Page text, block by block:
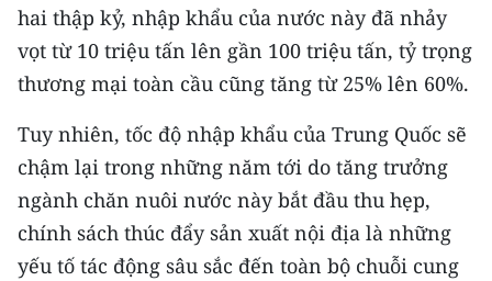
hai thập kỷ, nhập khẩu của nước này đã nhảy
vọt từ 10 triệu tấn lên gần 100 triệu tấn, tỷ trọng
thương mại toàn cầu cũng tăng từ 25% lên 60%.
Tuy nhiên, tốc độ nhập khẩu của Trung Quốc sẽ
chậm lại trong những năm tới do tăng trưởng
ngành chăn nuôi nước này bắt đầu thu hẹp,
chính sách thúc đẩy sản xuất nội địa là những
yếu tố tác động sâu sắc đến toàn bộ chuỗi cung